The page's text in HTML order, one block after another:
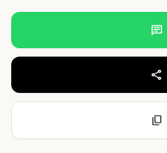
chat
share
content_copy